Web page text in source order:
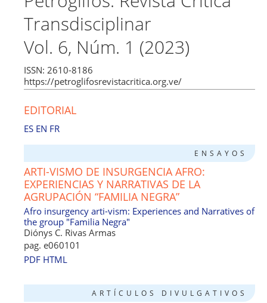
e
b
o
o
k
s
A
p
p
gr
a
m
l a
d
s
t
Transdisciplinar
Vol. 6, Núm. 1 (2023)
ISSN: 2610-8186
https://petroglifosrevistacritica.org.ve/
EDITORIAL
ES EN FR
ENSAYOS
ARTI-VISMO DE INSURGENCIA AFRO:
EXPERIENCIAS Y NARRATIVAS DE LA
AGRUPACIÓN “FAMILIA NEGRA”
Afro insurgency arti-vism: Experiences and Narratives of
the group "Familia Negra"
Diónys C. Rivas Armas
pag. e060101
PDF HTML
ARTÍCULOS DIVULGATIVOS